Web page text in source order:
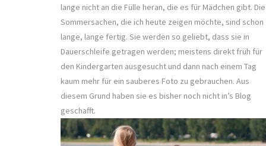
lange nicht an die Fülle heran, die es für Mädchen gibt. Die
Sommersachen, die ich heute zeigen möchte, sind schon
lange, lange fertig. Sie werden so geliebt, dass sie in
Dauerschleife getragen werden; meistens direkt früh für
den Kindergarten ausgesucht und dann nach einem Tag
kaum mehr für ein sauberes Foto zu gebrauchen. Aus
diesem Grund haben sie es bisher noch nicht in’s Blog
geschafft.